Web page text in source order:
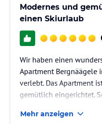
Modernes und
einen Skiurlaub
Wir haben einen
Apartment Bergnäägele
verlebt. Das Apartment
gemütlich eingerichtet.
man gut in dem mit viel
Mehr anzeigen